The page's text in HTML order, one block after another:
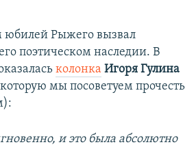
Рыжего вызвал
поэтическом наследии. В
колонка Игоря Гулина
мы посоветуем прочесть
и это была абсолютно